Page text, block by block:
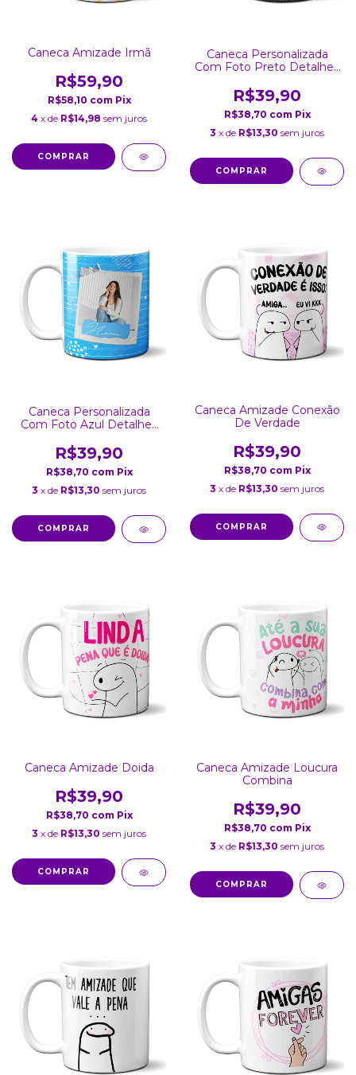
Caneca Amizade Irmã
R$59,90
R$58,10 com Pix
4 x de R$14,98 sem juros
COMPRAR
Caneca Personalizada
Com Foto Preto Detalhes
R$39,90
R$38,70 com Pix
3 x de R$13,30 sem juros
COMPRAR
Caneca Personalizada
Com Foto Azul Detalhes
R$39,90
R$38,70 com Pix
3 x de R$13,30 sem juros
COMPRAR
Caneca Amizade Conexão
De Verdade
R$39,90
R$38,70 com Pix
3 x de R$13,30 sem juros
COMPRAR
Caneca Amizade Doida
R$39,90
R$38,70 com Pix
3 x de R$13,30 sem juros
COMPRAR
Caneca Amizade Loucura
Combina
R$39,90
R$38,70 com Pix
3 x de R$13,30 sem juros
COMPRAR